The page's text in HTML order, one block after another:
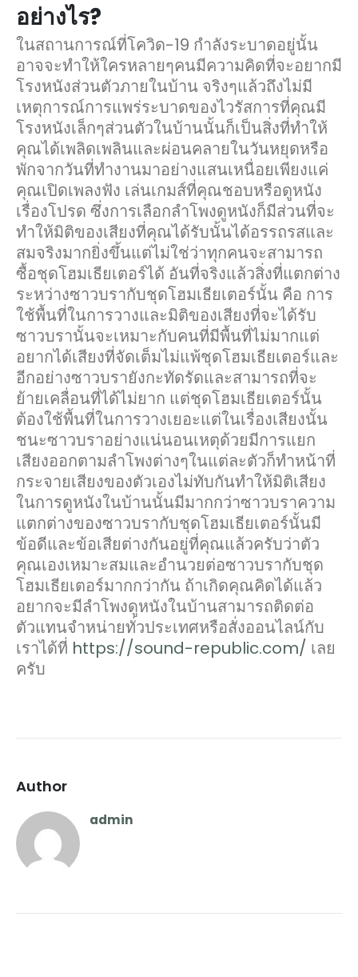
อย่างไร?
ในสถานการณ์ที่โควิด-19 กำลังระบาดอยู่นั้น
อาจจะทำให้ใครหลายๆคนมีความคิดที่จะอยากมี
โรงหนังส่วนตัวภายในบ้าน จริงๆแล้วถึงไม่มี
เหตุการณ์การแพร่ระบาดของไวรัสการที่คุณมี
โรงหนังเล็กๆส่วนตัวในบ้านนั้นก็เป็นสิ่งที่ทำให้
คุณได้เพลิดเพลินและผ่อนคลายในวันหยุดหรือ
พักจากวันที่ทำงานมาอย่างแสนเหนื่อยเพียงแค่
คุณเปิดเพลงฟัง เล่นเกมส์ที่คุณชอบหรือดูหนัง
เรื่องโปรด ซึ่งการเลือกลำโพงดูหนังก็มีส่วนที่จะ
ทำให้มิติของเสียงที่คุณได้รับนั้นได้อรรถรสและ
สมจริงมากยิ่งขึ้นแต่ไม่ใช่ว่าทุกคนจะสามารถ
ซื้อชุดโฮมเธียเตอร์ได้ อันที่จริงแล้วสิ่งที่แตกต่าง
ระหว่างซาวบรากับชุดโฮมเธียเตอร์นั้น คือ การ
ใช้พื้นที่ในการวางและมิติของเสียงที่จะได้รับ
ซาวบรานั้นจะเหมาะกับคนที่มีพื้นที่ไม่มากแต่
อยากได้เสียงที่จัดเต็มไม่แพ้ชุดโฮมเธียเตอร์และ
อีกอย่างซาวบรายังกะทัดรัดและสามารถที่จะ
ย้ายเคลื่อนที่ได้ไม่ยาก แต่ชุดโฮมเธียเตอร์นั้น
ต้องใช้พื้นที่ในการวางเยอะแต่ในเรื่องเสียงนั้น
ชนะซาวบราอย่างแน่นอนเหตุด้วยมีการแยก
เสียงออกตามลำโพงต่างๆในแต่ละตัวก็ทำหน้าที่
กระจายเสียงของตัวเองไม่ทับกันทำให้มิติเสียง
ในการดูหนังในบ้านนั้นมีมากกว่าซาวบราความ
แตกต่างของซาวบรากับชุดโฮมเธียเตอร์นั้นมี
ข้อดีและข้อเสียต่างกันอยู่ที่คุณแล้วครับว่าตัว
คุณเองเหมาะสมและอำนวยต่อซาวบรากับชุด
โฮมเธียเตอร์มากกว่ากัน ถ้าเกิดคุณคิดได้แล้ว
อยากจะมีลำโพงดูหนังในบ้านสามารถติดต่อ
ตัวแทนจำหน่ายทั่วประเทศหรือสั่งออนไลน์กับ
เราได้ที่ https://sound-republic.com/ เลย
ครับ
Author
admin